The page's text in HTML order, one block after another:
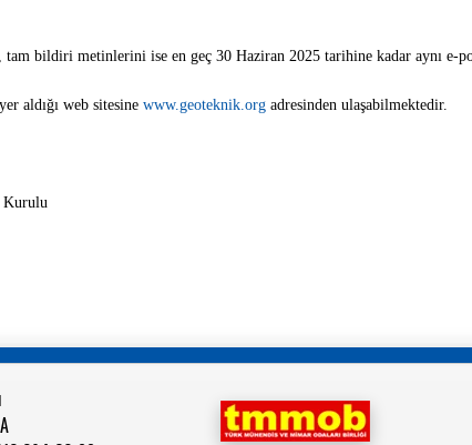
bildiri metinlerini ise en geç 30 Haziran 2025 tarihine kadar aynı e-
aldığı web sitesine www.geoteknik.org adresinden ulaşabilmektedir.
Kurulu